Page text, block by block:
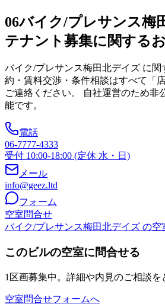
06バイク/プレサンス梅
テナント募集に関する
バイク/プレサンス梅田北デイズ に関
約・賃料交渉・条件相談はすべて「
ご連絡ください。 自社運営のため非
能です。
電話
06-7777-4333
受付 10:00-18:00 (定休 水・日)
メール
info@geez.ltd
フォーム
空室問合せ
バイク/プレサンス梅田北デイズ の空
このビルの空室に問合せる
1区画募集中。詳細や内見のご相談を
空室問合せフォームへ